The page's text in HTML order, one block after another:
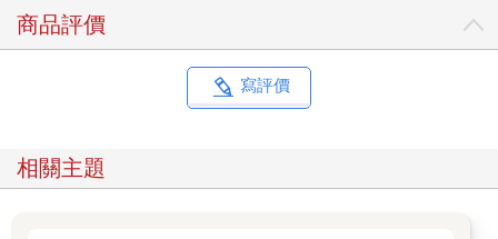
商品評價
寫評價
相關主題